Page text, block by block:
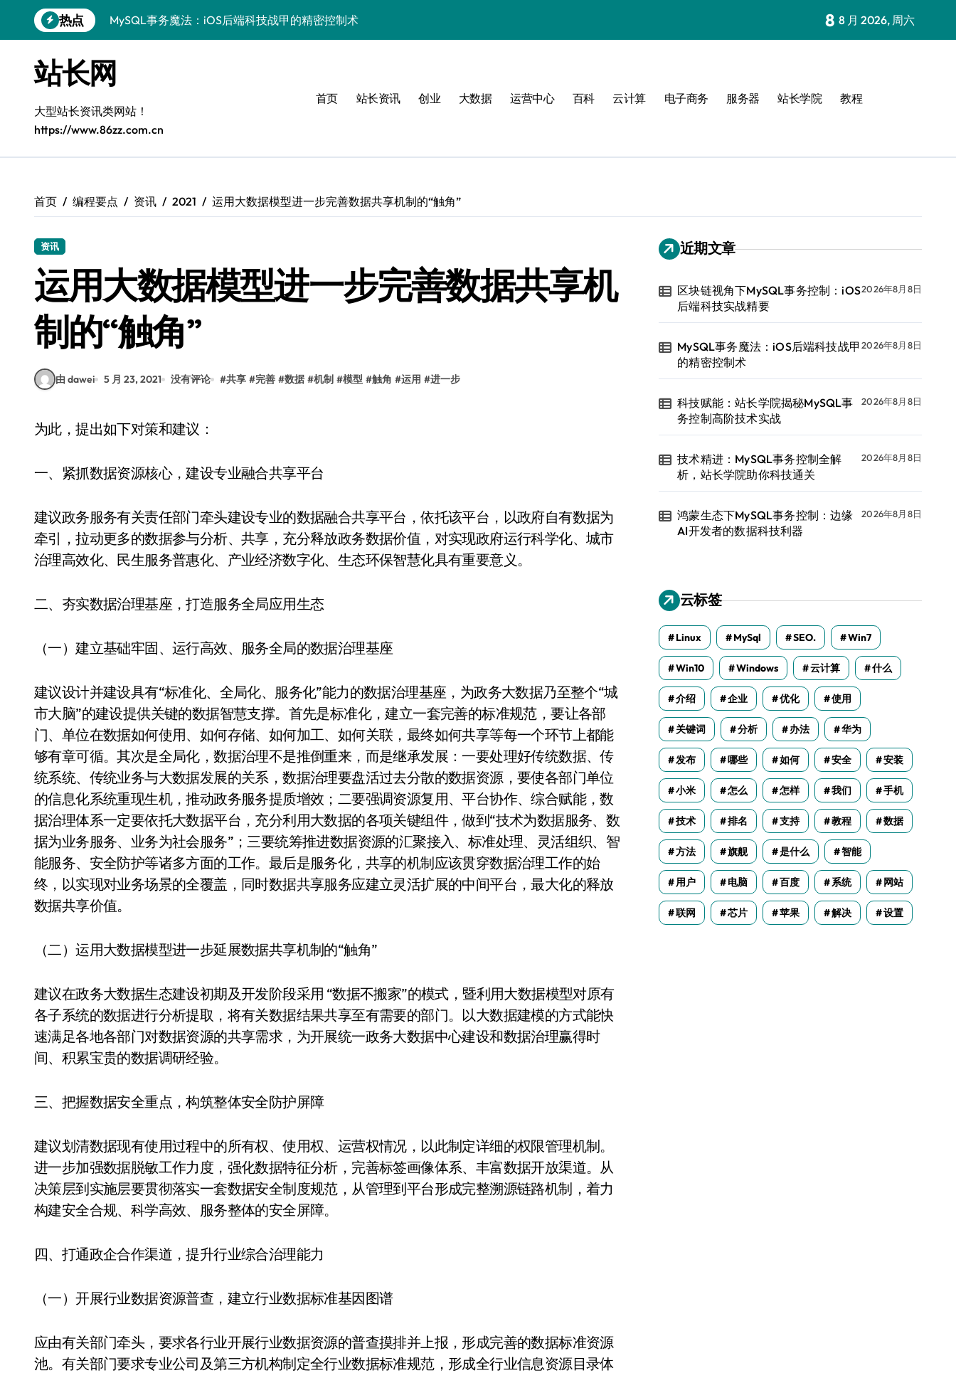
到
热点
MySQL事务魔法：iOS后端科技战甲的精密控制术
技术精进：MySQL事务控制全解析，站长学院助你科技通关
鸿蒙生态下MySQL事务控制：边缘AI开发者的数据科技利器
Go语言赋能MySQL事务管理：科技驱动的高效实践精要
AI赋能站长：MySQL事务控制技术实战精解与科技应用
VR开发进阶：MySQL事务控制精析与科技实战赋能方案
区块链视角下MySQL事务控制：iOS后端科技实战精要
8 8 月 2026, 周六
站长网
大型站长资讯类网站！
https://www.86zz.com.cn
首页 站长资讯 创业 大数据 运营中心 百科 云计算 电子商务 服务器 站长学院 教程
首页 编程要点 资讯 2021 运用大数据模型进一步完善数据共享机制的“触角”
资讯
运用大数据模型进一步完善数据共享机
制的“触角”
由 dawei 5 月 23, 2021 没有评论 #共享 #完善 #数据 #机制 #模型 #触角 #运用 #进一步
为此，提出如下对策和建议：
一、紧抓数据资源核心，建设专业融合共享平台
建议政务服务有关责任部门牵头建设专业的数据融合共享平台，依托该平台，以政府自有数据为
牵引，拉动更多的数据参与分析、共享，充分释放政务数据价值，对实现政府运行科学化、城市
治理高效化、民生服务普惠化、产业经济数字化、生态环保智慧化具有重要意义。
二、夯实数据治理基座，打造服务全局应用生态
（一）建立基础牢固、运行高效、服务全局的数据治理基座
建议设计并建设具有“标准化、全局化、服务化”能力的数据治理基座，为政务大数据乃至整个“城
市大脑”的建设提供关键的数据智慧支撑。首先是标准化，建立一套完善的标准规范，要让各部
门、单位在数据如何使用、如何存储、如何加工、如何关联，最终如何共享等每一个环节上都能
够有章可循。其次是全局化，数据治理不是推倒重来，而是继承发展：一要处理好传统数据、传
统系统、传统业务与大数据发展的关系，数据治理要盘活过去分散的数据资源，要使各部门单位
的信息化系统重现生机，推动政务服务提质增效；二要强调资源复用、平台协作、综合赋能，数
据治理体系一定要依托大数据平台，充分利用大数据的各项关键组件，做到“技术为数据服务、数
据为业务服务、业务为社会服务”；三要统筹推进数据资源的汇聚接入、标准处理、灵活组织、智
能服务、安全防护等诸多方面的工作。最后是服务化，共享的机制应该贯穿数据治理工作的始
终，以实现对业务场景的全覆盖，同时数据共享服务应建立灵活扩展的中间平台，最大化的释放
数据共享价值。
（二）运用大数据模型进一步延展数据共享机制的“触角”
建议在政务大数据生态建设初期及开发阶段采用 “数据不搬家”的模式，暨利用大数据模型对原有
各子系统的数据进行分析提取，将有关数据结果共享至有需要的部门。以大数据建模的方式能快
速满足各地各部门对数据资源的共享需求，为开展统一政务大数据中心建设和数据治理赢得时
间、积累宝贵的数据调研经验。
三、把握数据安全重点，构筑整体安全防护屏障
建议划清数据现有使用过程中的所有权、使用权、运营权情况，以此制定详细的权限管理机制。
进一步加强数据脱敏工作力度，强化数据特征分析，完善标签画像体系、丰富数据开放渠道。从
决策层到实施层要贯彻落实一套数据安全制度规范，从管理到平台形成完整溯源链路机制，着力
构建安全合规、科学高效、服务整体的安全屏障。
四、打通政企合作渠道，提升行业综合治理能力
（一）开展行业数据资源普查，建立行业数据标准基因图谱
应由有关部门牵头，要求各行业开展行业数据资源的普查摸排并上报，形成完善的数据标准资源
池。有关部门要求专业公司及第三方机构制定全行业数据标准规范，形成全行业信息资源目录体
近期文章
区块链视角下MySQL事务控制：iOS
后端科技实战精要
2026年8月8日
MySQL事务魔法：iOS后端科技战甲
的精密控制术
2026年8月8日
科技赋能：站长学院揭秘MySQL事
务控制高阶技术实战
2026年8月8日
技术精进：MySQL事务控制全解
析，站长学院助你科技通关
2026年8月8日
鸿蒙生态下MySQL事务控制：边缘
AI开发者的数据科技利器
2026年8月8日
云标签
Linux MySql SEO. Win7
Win10 Windows 云计算 什么
介绍 企业 优化 使用
关键词 分析 办法 华为
发布 哪些 如何 安全 安装
小米 怎么 怎样 我们 手机
技术 排名 支持 教程 数据
方法 旗舰 是什么 智能
用户 电脑 百度 系统 网站
联网 芯片 苹果 解决 设置